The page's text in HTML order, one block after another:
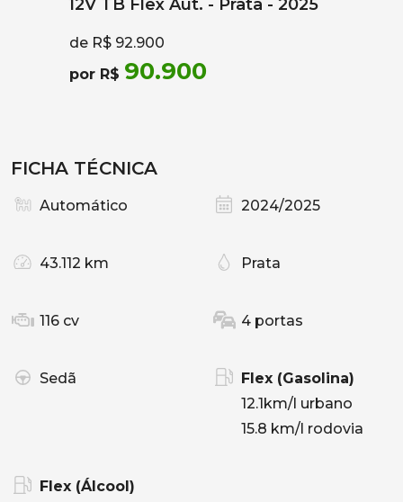
12V TB Flex Aut. - Prata - 2025
de R$ 92.900
por R$ 90.900
FICHA TÉCNICA
Automático 2024/2025
43.112 km Prata
116 cv 4 portas
Sedã
Flex (Gasolina)
12.1km/l urbano
15.8 km/l rodovia
Flex (Álcool)